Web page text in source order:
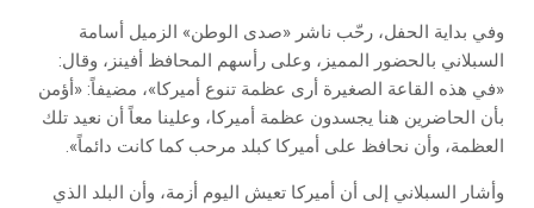
وفي بداية الحفل، رحّب ناشر «صدى الوطن» الزميل أسامة
السبلاني بالحضور المميز، وعلى رأسهم المحافظ أفينز، وقال:
«في هذه القاعة الصغيرة أرى عظمة تنوع أميركا»، مضيفاً: «أؤمن
بأن الحاضرين هنا يجسدون عظمة أميركا، وعلينا معاً أن نعيد تلك
العظمة، وأن نحافظ على أميركا كبلد مرحب كما كانت دائماً».
وأشار السبلاني إلى أن أميركا تعيش اليوم أزمة، وأن البلد الذي